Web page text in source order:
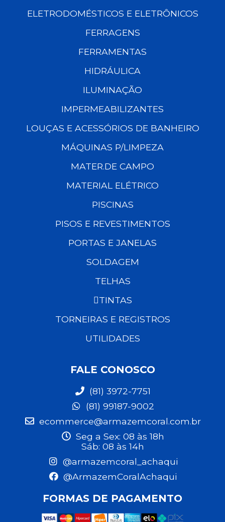
ELETRODOMÉSTICOS E ELETRÔNICOS
FERRAGENS
FERRAMENTAS
HIDRÁULICA
ILUMINAÇÃO
IMPERMEABILIZANTES
LOUÇAS E ACESSÓRIOS DE BANHEIRO
MÁQUINAS P/LIMPEZA
MATER.DE CAMPO
MATERIAL ELÉTRICO
PISCINAS
PISOS E REVESTIMENTOS
PORTAS E JANELAS
SOLDAGEM
TELHAS
TINTAS
TORNEIRAS E REGISTROS
UTILIDADES
FALE CONOSCO
(81) 3972-7751
(81) 99187-9002
ecommerce@armazemcoral.com.br
Seg a Sex: 08 às 18h
Sáb: 08 às 14h
@armazemcoral_achaqui
@ArmazemCoralAchaqui
FORMAS DE PAGAMENTO